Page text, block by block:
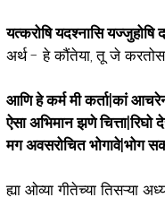
यत्करोषि यदश्न‍ासि
अर्थ - हे कौंतेया, तू जे
आणि हे कर्म मी कर्ता|कां
ऐसा अभिमान झणे चित्ता|रिघो
मग अवसरोचित भोगावे|भोग
ह्या ओव्या गीतेच्या तिसऱ्या